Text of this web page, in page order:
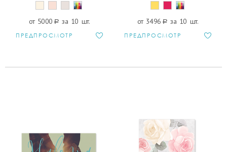
от 5000 a за 10 шт.
ПРЕДПРОСМОТР
от 3496 a за 10 шт.
ПРЕДПРОСМОТР